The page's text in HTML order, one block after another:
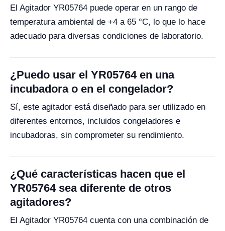
El Agitador YR05764 puede operar en un rango de
temperatura ambiental de +4 a 65 °C, lo que lo hace
adecuado para diversas condiciones de laboratorio.
¿Puedo usar el YR05764 en una
incubadora o en el congelador?
Sí, este agitador está diseñado para ser utilizado en
diferentes entornos, incluidos congeladores e
incubadoras, sin comprometer su rendimiento.
¿Qué características hacen que el
YR05764 sea diferente de otros
agitadores?
El Agitador YR05764 cuenta con una combinación de